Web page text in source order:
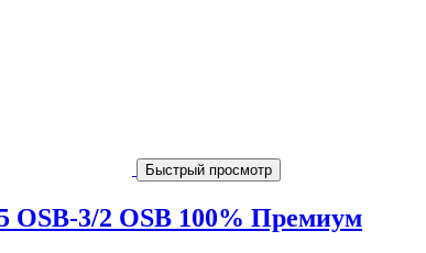
Быстрый просмотр
OSB-3/2 OSB 100% Премиум